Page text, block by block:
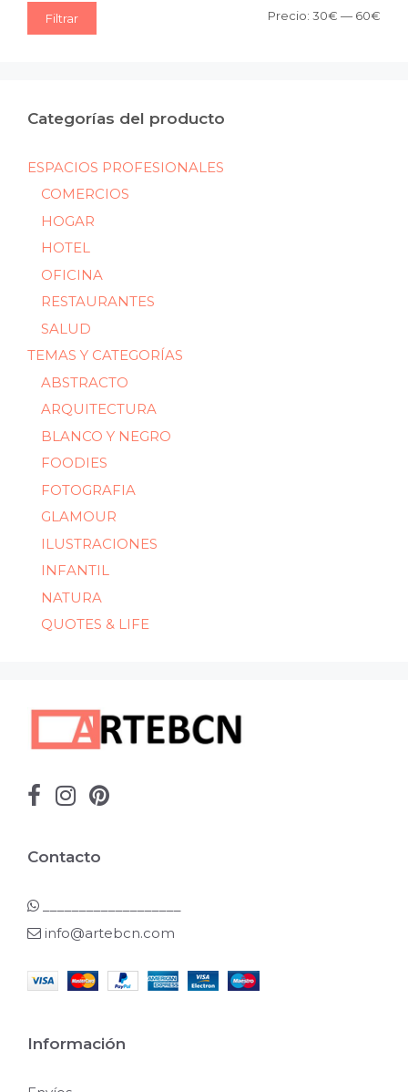
Filtrar Precio: 30€ — 60€
Categorías del producto
ESPACIOS PROFESIONALES
COMERCIOS
HOGAR
HOTEL
OFICINA
RESTAURANTES
SALUD
TEMAS Y CATEGORÍAS
ABSTRACTO
ARQUITECTURA
BLANCO Y NEGRO
FOODIES
FOTOGRAFIA
GLAMOUR
ILUSTRACIONES
INFANTIL
NATURA
QUOTES & LIFE
Contacto
info@artebcn.com
Información